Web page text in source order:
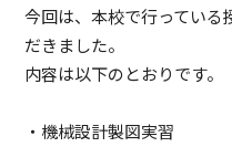
今回は、本校で行っている
だきました。
内容は以下のとおりです。
・機械設計製図実習